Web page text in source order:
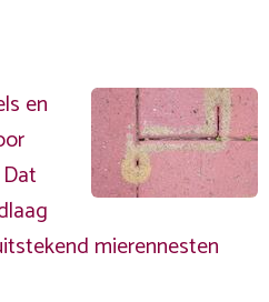
en
mierennesten